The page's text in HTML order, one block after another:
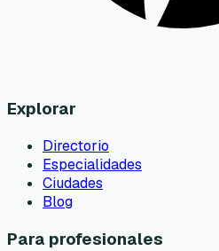
Explorar
Directorio
Especialidades
Ciudades
Blog
Para profesionales